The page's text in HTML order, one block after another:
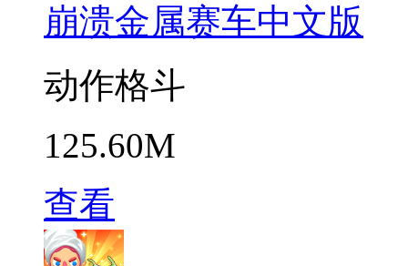
崩溃金属赛车中文版
动作格斗
125.60M
查看